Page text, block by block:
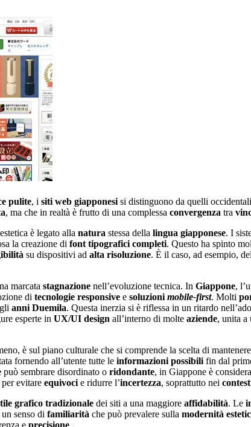
pulite, i siti web giapponesi si distinguono da quelli
, ma che in realtà è frutto di una complessa convergenza tra
è legato alla natura stessa della lingua giapponese. I
la creazione di font tipografici completi. Questo ha spinto
su dispositivi ad alta risoluzione. È il caso, ad esempio,
marcata stagnazione nell’evoluzione tecnica. In Giappone,
di tecnologie responsive e soluzioni mobile-first. Molti
anni Duemila. Questa inerzia si è riflessa in un ritardo
esperte in UX/UI design all’interno di molte aziende, unita a
è sul piano culturale che si comprende la scelta di
fornendo all’utente tutte le informazioni possibili fin dal
può sembrare disordinato o ridondante, in Giappone è
evitare equivoci e ridurre l’incertezza, soprattutto nei
grafico tradizionale dei siti a una maggiore affidabilità. Le
senso di familiarità che può prevalere sulla modernità
e precisione.